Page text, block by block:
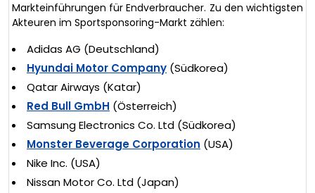
Markteinführungen für Endverbraucher. Zu den wichtigsten
Akteuren im Sportsponsoring-Markt zählen:
Adidas AG (Deutschland)
Hyundai Motor Company (Südkorea)
Qatar Airways (Katar)
Red Bull GmbH (Österreich)
Samsung Electronics Co. Ltd (Südkorea)
Monster Beverage Corporation (USA)
Nike Inc. (USA)
Nissan Motor Co. Ltd (Japan)